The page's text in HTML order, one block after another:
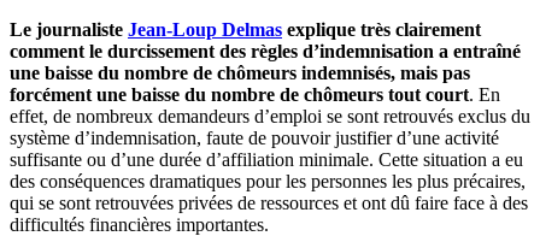
Le journaliste Jean-Loup Delmas explique très clairement
comment le durcissement des règles d’indemnisation a entraîné
une baisse du nombre de chômeurs indemnisés, mais pas
forcément une baisse du nombre de chômeurs tout court. En
effet, de nombreux demandeurs d’emploi se sont retrouvés exclus du
système d’indemnisation, faute de pouvoir justifier d’une activité
suffisante ou d’une durée d’affiliation minimale. Cette situation a eu
des conséquences dramatiques pour les personnes les plus précaires,
qui se sont retrouvées privées de ressources et ont dû faire face à des
difficultés financières importantes.